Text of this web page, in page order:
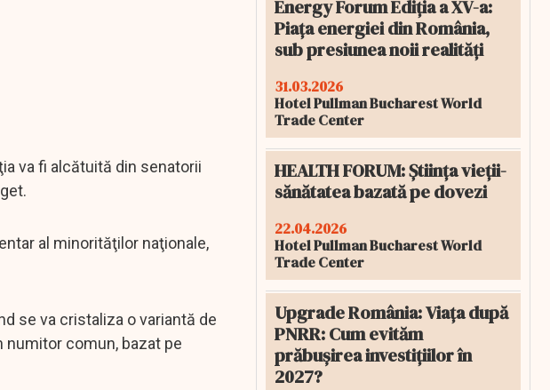
va fi alcătuită din senatorii
al minorităţilor naţionale,
se va cristaliza o variantă de
numitor comun, bazat pe
Energy Forum Ediția a XV-a:
Piața energiei din România,
sub presiunea noii realități
31.03.2026
Hotel Pullman Bucharest World
Trade Center
HEALTH FORUM: Știința vieții-
sănătatea bazată pe dovezi
22.04.2026
Hotel Pullman Bucharest World
Trade Center
Upgrade România: Viața după
PNRR: Cum evităm
prăbușirea investițiilor în
2027?